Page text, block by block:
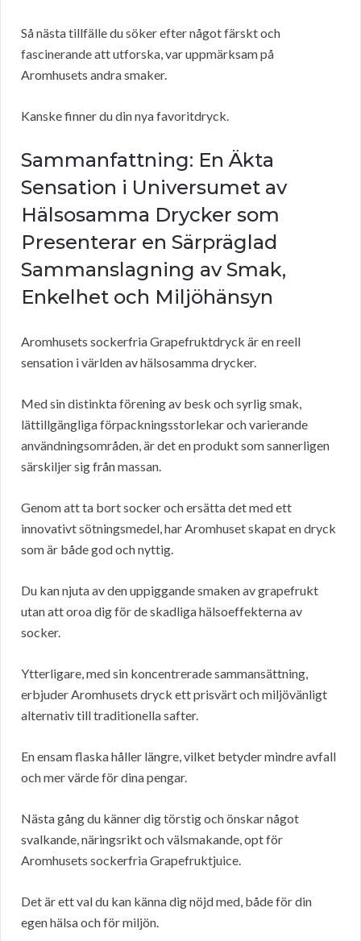
Så nästa tillfälle du söker efter något färskt och
fascinerande att utforska, var uppmärksam på
Aromhusets andra smaker.
Kanske finner du din nya favoritdryck.
Sammanfattning: En Äkta
Sensation i Universumet av
Hälsosamma Drycker som
Presenterar en Särpräglad
Sammanslagning av Smak,
Enkelhet och Miljöhänsyn
Aromhusets sockerfria Grapefruktdryck är en reell
sensation i världen av hälsosamma drycker.
Med sin distinkta förening av besk och syrlig smak,
lättillgängliga förpackningsstorlekar och varierande
användningsområden, är det en produkt som sannerligen
särskiljer sig från massan.
Genom att ta bort socker och ersätta det med ett
innovativt sötningsmedel, har Aromhuset skapat en dryck
som är både god och nyttig.
Du kan njuta av den uppiggande smaken av grapefrukt
utan att oroa dig för de skadliga hälsoeffekterna av
socker.
Ytterligare, med sin koncentrerade sammansättning,
erbjuder Aromhusets dryck ett prisvärt och miljövänligt
alternativ till traditionella safter.
En ensam flaska håller längre, vilket betyder mindre avfall
och mer värde för dina pengar.
Nästa gång du känner dig törstig och önskar något
svalkande, näringsrikt och välsmakande, opt för
Aromhusets sockerfria Grapefruktjuice.
Det är ett val du kan känna dig nöjd med, både för din
egen hälsa och för miljön.